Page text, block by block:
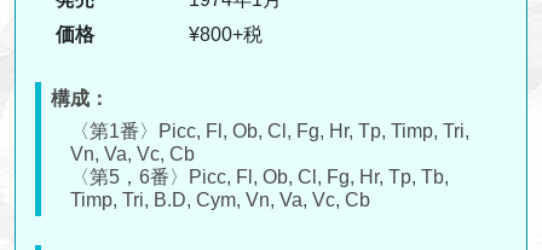
価格
¥800+税
構成：
〈第1番〉Picc, Fl, Ob, Cl, Fg, Hr, Tp, Timp, Tri,
Vn, Va, Vc, Cb
〈第5，6番〉Picc, Fl, Ob, Cl, Fg, Hr, Tp, Tb,
Timp, Tri, B.D, Cym, Vn, Va, Vc, Cb